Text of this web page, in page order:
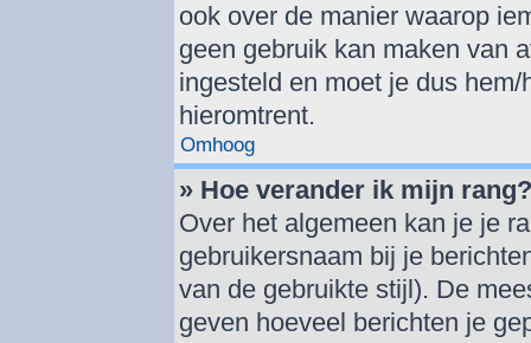
ook over de manier waarop
geen gebruik kan maken van
ingesteld en moet je dus
hieromtrent.
Omhoog
» Hoe verander ik mijn rang?
Over het algemeen kan je je
gebruikersnaam bij je
van de gebruikte stijl). De
geven hoeveel berichten je